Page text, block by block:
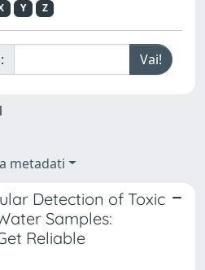
Y Z
metadati
Detection of Toxic
Samples:
Reliable